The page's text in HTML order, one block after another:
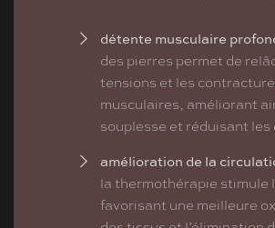
détente musculaire
des pierres permet de
tensions et les
musculaires, améliorant
souplesse et réduisant les
amélioration de la
la thermothérapie stimule
favorisant une meilleure